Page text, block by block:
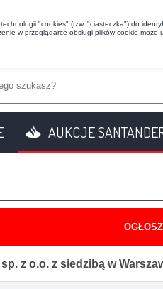
"cookies" (tzw. "ciasteczka") do
w przeglądarce obsługi plików cookie
AUKCJE
z o.o. z siedzibą w